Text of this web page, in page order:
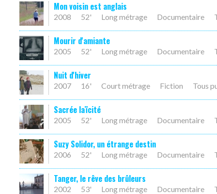
Mon voisin est anglais
2008 52' Long métrage Documentaire
Mourir d'amiante
2005 52' Long métrage Documentaire
Nuit d'hiver
2007 16' Court métrage Fiction Tous
Sacrée laïcité
2005 52' Long métrage Documentaire
Suzy Solidor, un étrange destin
2006 52' Long métrage Documentaire
Tanger, le rêve des brûleurs
2002 53' Long métrage Documentaire